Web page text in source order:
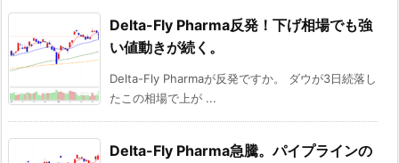
Delta-Fly Pharma反発！下げ相場でも強
い値動きが続く。
Delta-Fly Pharmaが反発ですか。 ダウが3日続落し
たこの相場で上が ...
Delta-Fly Pharma急騰。パイプラインの